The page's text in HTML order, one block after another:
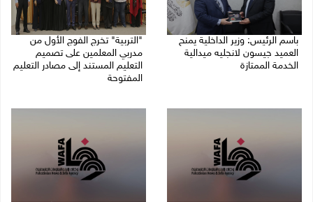
باسم الرئيس: وزير الداخلية يمنح
العميد جيسون لانجليه ميدالية
الخدمة الممتازة
"التربية" تخرج الفوج الأول من
مدربي المعلمين على تصميم
التعليم المستند إلى مصادر التعليم
المفتوحة